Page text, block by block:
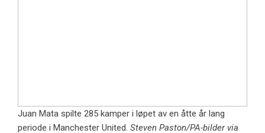
Juan Mata spilte 285 kamper i løpet av en åtte år lang
periode i Manchester United. Steven Paston/PA-bilder via